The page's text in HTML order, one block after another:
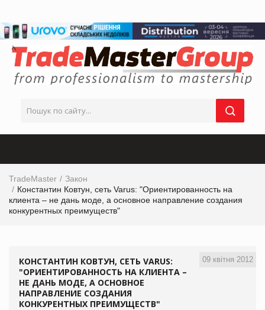
TradeMaster
Закон
Константин Ковтун, сеть Varus: "Ориентированность на
клиента – не дань моде, а основное направление создания
конкурентных преимуществ"
09 квітня 2012
КОНСТАНТИН КОВТУН, СЕТЬ VARUS:
"ОРИЕНТИРОВАННОСТЬ НА КЛИЕНТА –
НЕ ДАНЬ МОДЕ, А ОСНОВНОЕ
НАПРАВЛЕНИЕ СОЗДАНИЯ
КОНКУРЕНТНЫХ ПРЕИМУЩЕСТВ"